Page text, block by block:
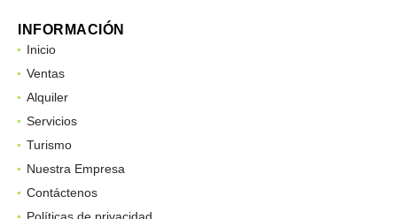
INFORMACIÓN
Inicio
Ventas
Alquiler
Servicios
Turismo
Nuestra Empresa
Contáctenos
Políticas de privacidad